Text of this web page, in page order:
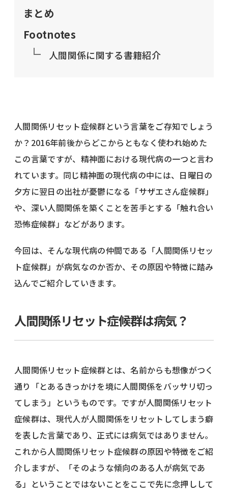
まとめ
Footnotes
人間関係に関する書籍紹介
人間関係リセット症候群という言葉をご存知でしょう
か？2016年前後からどこからともなく使われ始めた
この言葉ですが、精神面における現代病の一つと言わ
れています。同じ精神面の現代病の中には、日曜日の
夕方に翌日の出社が憂鬱になる「サザエさん症候群」
や、深い人間関係を築くことを苦手とする「触れ合い
恐怖症候群」などがあります。
今回は、そんな現代病の仲間である「人間関係リセッ
ト症候群」が病気なのか否か、その原因や特徴に踏み
込んでご紹介していきます。
人間関係リセット症候群は病気？
人間関係リセット症候群とは、名前からも想像がつく
通り「とあるきっかけを境に人間関係をバッサリ切っ
てしまう」というものです。ですが人間関係リセット
症候群は、現代人が人間関係をリセットしてしまう癖
を表した言葉であり、正式には病気ではありません。
これから人間関係リセット症候群の原因や特徴をご紹
介しますが、「そのような傾向のある人が病気であ
る」ということではないことをここで先に念押しして